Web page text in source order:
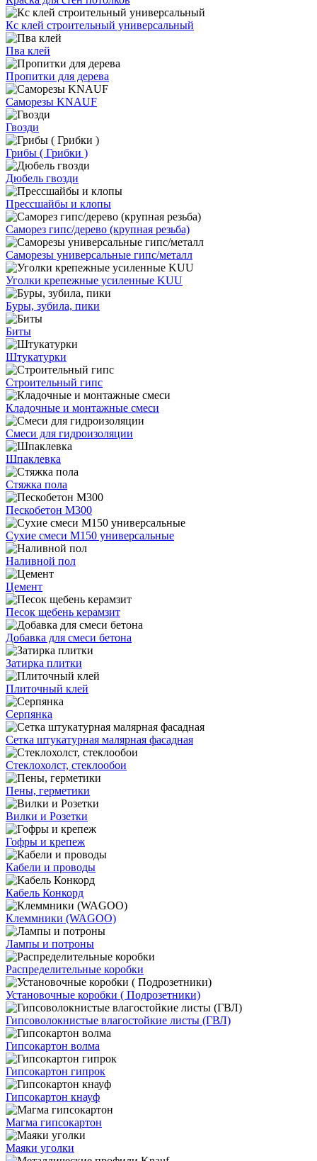
Кс клей строительный универсальный
Пва клей
Пропитки для дерева
Саморезы KNAUF
Гвозди
Грибы ( Грибки )
Дюбель гвозди
Прессшайбы и клопы
Саморез гипс/дерево (крупная резьба)
Саморезы универсальные гипс/металл
Уголки крепежные усиленные KUU
Буры, зубила, пики
Биты
Штукатурки
Строительный гипс
Кладочные и монтажные смеси
Смеси для гидроизоляции
Шпаклевка
Стяжка пола
Пескобетон М300
Сухие смеси М150 универсальные
Наливной пол
Цемент
Песок щебень керамзит
Добавка для смеси бетона
Затирка плитки
Плиточный клей
Серпянка
Сетка штукатурная малярная фасадная
Стеклохолст, стеклообои
Пены, герметики
Вилки и Розетки
Гофры и крепеж
Кабели и проводы
Кабель Конкорд
Клеммники (WAGOО)
Лампы и потроны
Распределительные коробки
Установочные коробки ( Подрозетники)
Гипсоволокнистые влагостойкие листы (ГВЛ)
Гипсокартон волма
Гипсокартон гипрок
Гипсокартон кнауф
Магма гипсокартон
Маяки уголки